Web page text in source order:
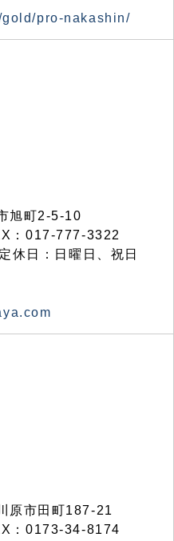
pro-nakashin/
旭町2-5-10
：017-777-3322
休日：日曜日、祝日
原市田町187-21
：0173-34-8174